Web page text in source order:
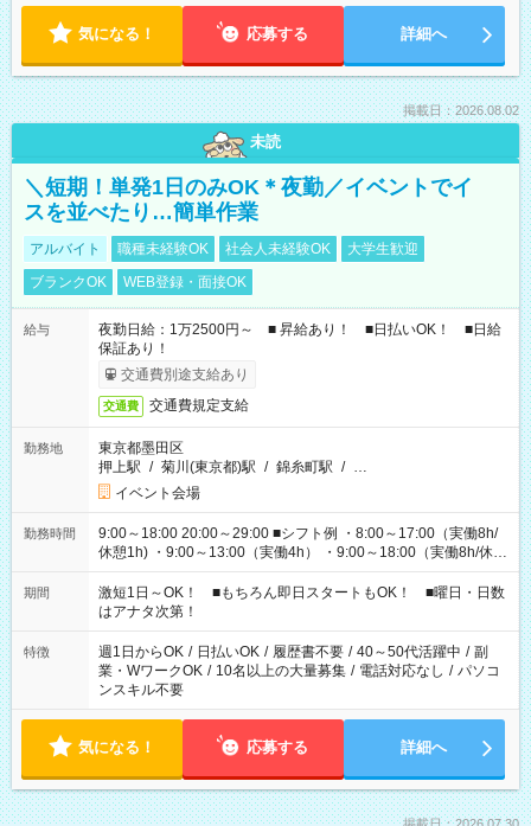
気になる！ 応募する 詳細へ
掲載日：2026.08.02
未読
＼短期！単発1日のみOK＊夜勤／イベントでイ
スを並べたり…簡単作業
アルバイト 職種未経験OK 社会人未経験OK
大学生歓迎
ブランクOK
WEB登録・面接OK
給与
夜勤日給：1万2500円～ ■ 昇給あり！ ■日払いOK！ ■日給
保証あり！
交通費別途支給あり
交通費 交通費規定支給
勤務地
東京都墨田区
押上駅 / 菊川(東京都)駅 / 錦糸町駅 / …
イベント会場
勤務時間
9:00～18:00 20:00～29:00 ■シフト例 ・8:00～17:00（実働8h/
休憩1h) ・9:00～13:00（実働4h） ・9:00～18:00（実働8h/休憩
1h) ・13:00～17:00（実働4h) ・21:00～翌5:00（実働7h/休憩
1h) など 作業時間は4h～8hで現場により変動あり！ 早く終わ
っても日給保証！ シフトはお気軽にご相談ください♪
期間
激短1日～OK！ ■もちろん即日スタートもOK！ ■曜日・日数
はアナタ次第！
特徴 週1日からOK / 日払いOK / 履歴書不要 / 40～50代活躍中 / 副
業・WワークOK / 10名以上の大量募集 / 電話対応なし / パソコ
ンスキル不要
気になる！ 応募する 詳細へ